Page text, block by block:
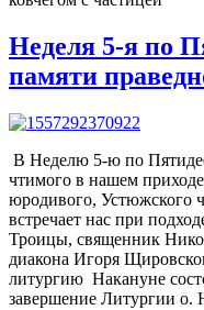
Неделя 5-я по
памяти
В Неделю 5-ю по
чтимого в нашем
юродивого, Устюжского
встречает нас при
Троицы, священник
диакона Игоря
литургию Накануне
завершение Литургии о.